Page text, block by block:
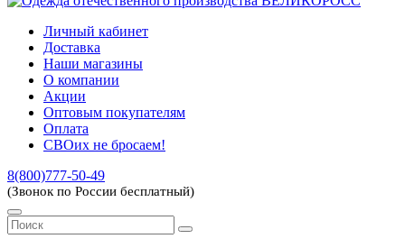
Личный кабинет
Доставка
Наши магазины
О компании
Акции
Оптовым покупателям
Оплата
СВОих не бросаем!
8(800)777-50-49
(Звонок по России бесплатный)